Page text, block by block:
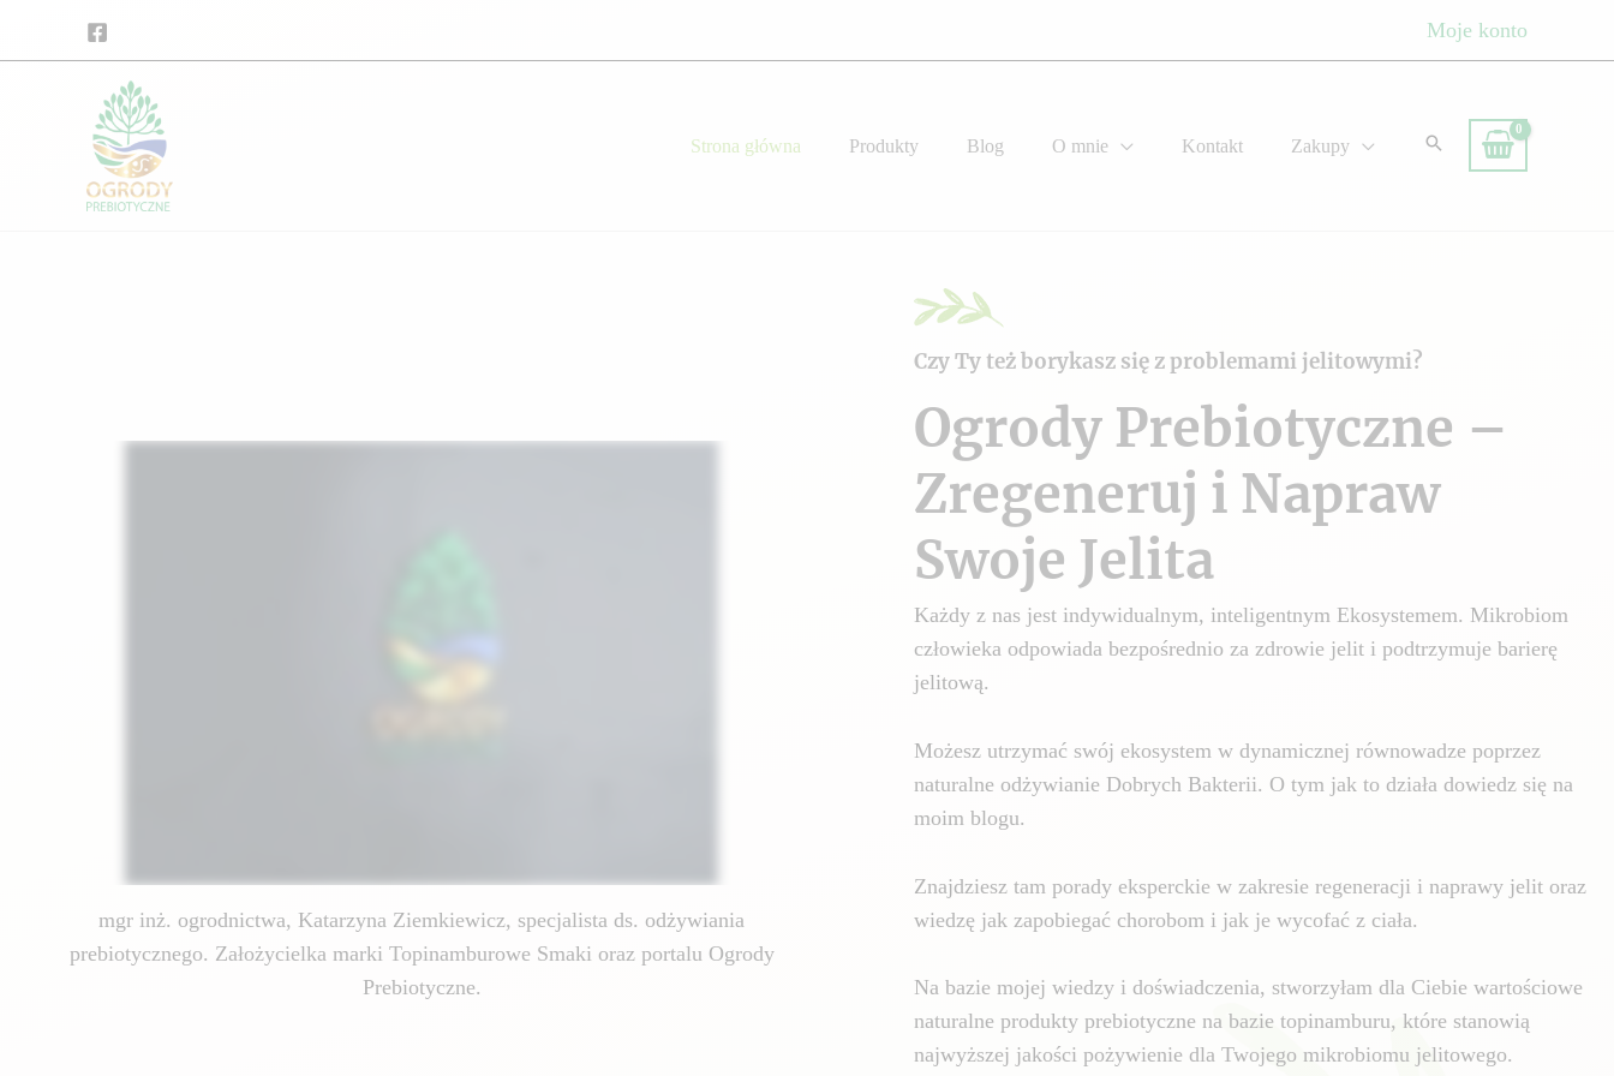
Moje konto
Strona główna Produkty Blog O mnie Kontakt Zakupy
mgr inż. ogrodnictwa, Katarzyna Ziemkiewicz, specjalista ds. odżywiania
prebiotycznego. Założycielka marki Topinamburowe Smaki oraz portalu Ogrody
Prebiotyczne.
Czy Ty też borykasz się z problemami jelitowymi?
Ogrody Prebiotyczne –
Zregeneruj i Napraw
Swoje Jelita
Każdy z nas jest indywidualnym, inteligentnym Ekosystemem. Mikrobiom
człowieka odpowiada bezpośrednio za zdrowie jelit i podtrzymuje barierę
jelitową.
Możesz utrzymać swój ekosystem w dynamicznej równowadze poprzez
naturalne odżywianie Dobrych Bakterii. O tym jak to działa dowiedz się na
moim blogu.
Znajdziesz tam porady eksperckie w zakresie regeneracji i naprawy jelit oraz
wiedzę jak zapobiegać chorobom i jak je wycofać z ciała.
Na bazie mojej wiedzy i doświadczenia, stworzyłam dla Ciebie wartościowe
naturalne produkty prebiotyczne na bazie topinamburu, które stanowią
najwyższej jakości pożywienie dla Twojego mikrobiomu jelitowego.